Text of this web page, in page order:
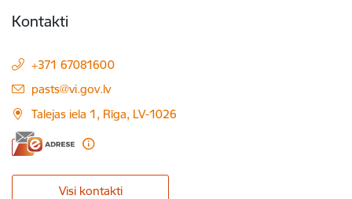
Kontakti
+371 67081600
E-pasts:
pasts@vi.gov.lv
Talejas iela 1, Rīga, LV-1026
Visi kontakti